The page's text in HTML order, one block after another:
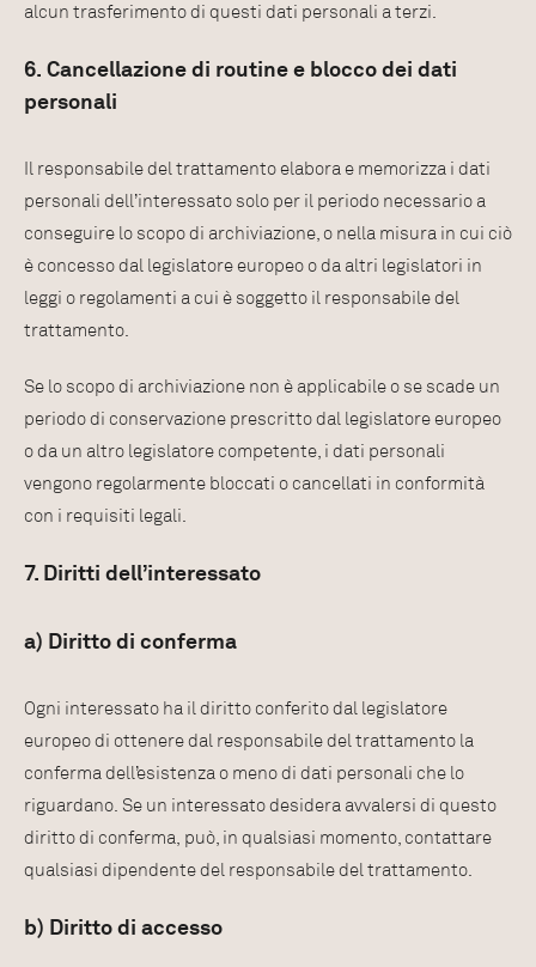
alcun trasferimento di questi dati personali a terzi.
6. Cancellazione di routine e blocco dei dati
personali
Il responsabile del trattamento elabora e memorizza i dati
personali dell’interessato solo per il periodo necessario a
conseguire lo scopo di archiviazione, o nella misura in cui ciò
è concesso dal legislatore europeo o da altri legislatori in
leggi o regolamenti a cui è soggetto il responsabile del
trattamento.
Se lo scopo di archiviazione non è applicabile o se scade un
periodo di conservazione prescritto dal legislatore europeo
o da un altro legislatore competente, i dati personali
vengono regolarmente bloccati o cancellati in conformità
con i requisiti legali.
7. Diritti dell’interessato
a) Diritto di conferma
Ogni interessato ha il diritto conferito dal legislatore
europeo di ottenere dal responsabile del trattamento la
conferma dell’esistenza o meno di dati personali che lo
riguardano. Se un interessato desidera avvalersi di questo
diritto di conferma, può, in qualsiasi momento, contattare
qualsiasi dipendente del responsabile del trattamento.
b) Diritto di accesso